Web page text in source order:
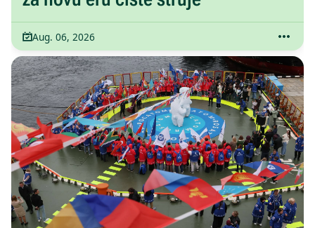
Aug. 06, 2026